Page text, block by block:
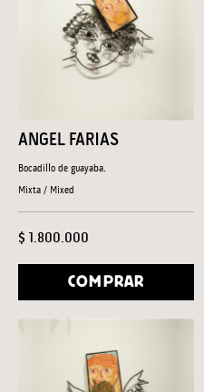
ANGEL FARIAS
Bocadillo de guayaba.
Mixta / Mixed
$ 1.800.000
COMPRAR